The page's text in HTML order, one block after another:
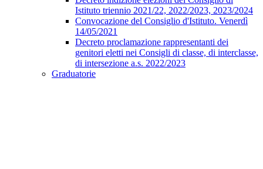
Istituto triennio 2021/22, 2022/2023, 2023/2024
Convocazione del Consiglio d'Istituto. Venerdì
14/05/2021
Decreto proclamazione rappresentanti dei
genitori eletti nei Consigli di classe, di interclasse,
di intersezione a.s. 2022/2023
Graduatorie